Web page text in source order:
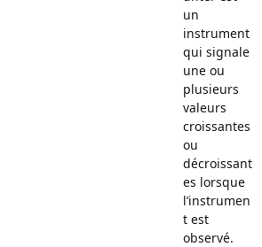
un
instrument
qui signale
une ou
plusieurs
valeurs
croissantes
ou
décroissant
es lorsque
l’instrumen
t est
observé.